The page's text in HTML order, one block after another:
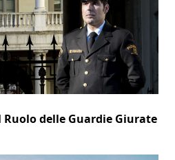
Ruolo delle Guardie Giurate